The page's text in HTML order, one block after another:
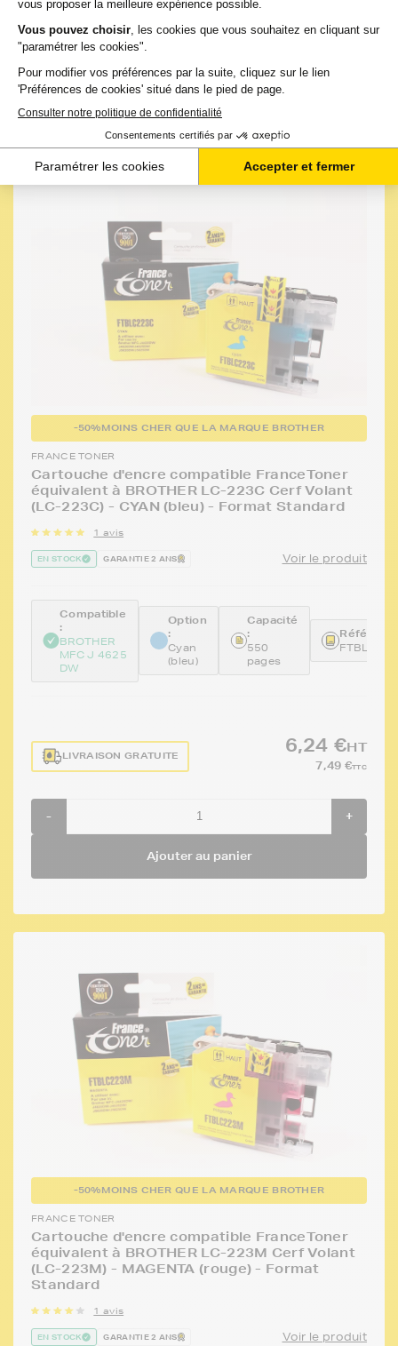
-
Ajouter au panier
-50%MOINS CHER QUE LA MARQUE BROTHER
FRANCE TONER
Cartouche d'encre compatible FranceToner
équivalent à BROTHER LC-223C Cerf Volant
(LC-223C) - CYAN (bleu) - Format Standard
1 avis
EN STOCK GARANTIE 2 ANS Voir le produit
Compatible
:
BROTHER
MFC J 4625
DW
Option
:
Cyan
(bleu)
Capacité
:
550
pages
LIVRAISON GRATUITE
6,24 €HT
7,49 €TTC
- +
Ajouter au panier
-50%MOINS CHER QUE LA MARQUE BROTHER
FRANCE TONER
Cartouche d'encre compatible FranceToner
équivalent à BROTHER LC-223M Cerf Volant
(LC-223M) - MAGENTA (rouge) - Format
Standard
1 avis
EN STOCK GARANTIE 2 ANS Voir le produit